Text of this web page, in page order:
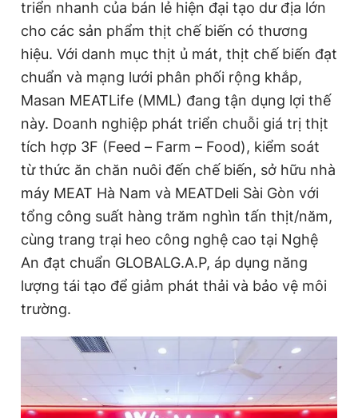
triển nhanh của bán lẻ hiện đại tạo dư địa lớn
cho các sản phẩm thịt chế biến có thương
hiệu. Với danh mục thịt ủ mát, thịt chế biến đạt
chuẩn và mạng lưới phân phối rộng khắp,
Masan MEATLife (MML) đang tận dụng lợi thế
này. Doanh nghiệp phát triển chuỗi giá trị thịt
tích hợp 3F (Feed – Farm – Food), kiểm soát
từ thức ăn chăn nuôi đến chế biến, sở hữu nhà
máy MEAT Hà Nam và MEATDeli Sài Gòn với
tổng công suất hàng trăm nghìn tấn thịt/năm,
cùng trang trại heo công nghệ cao tại Nghệ
An đạt chuẩn GLOBALG.A.P, áp dụng năng
lượng tái tạo để giảm phát thải và bảo vệ môi
trường.